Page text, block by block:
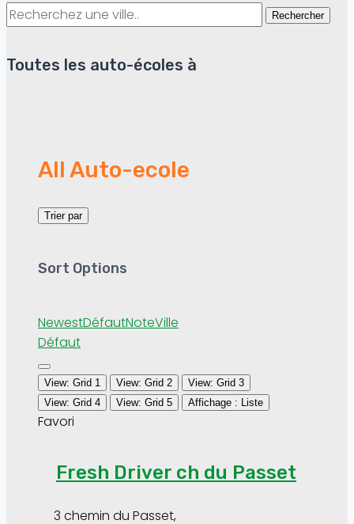
Rechercher
Toutes les auto-écoles à
All Auto-ecole
Trier par
Sort Options
NewestDéfautNoteVille
Défaut
View: Grid 1 View: Grid 2
View: Grid 3
View: Grid 4
View: Grid 5 Affichage : Liste
Favori
Fresh Driver ch du Passet
3 chemin du Passet,